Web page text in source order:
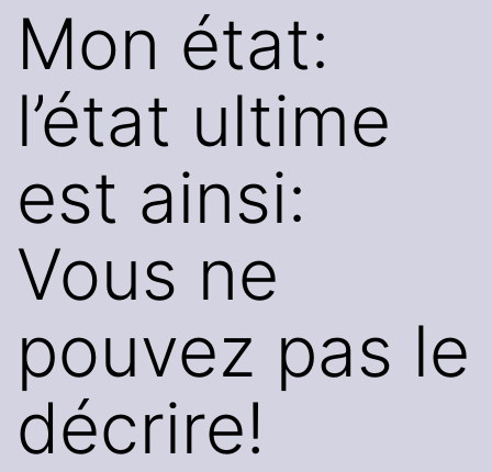
Mon état:
l’état ultime
est ainsi:
Vous ne
pouvez pas le
décrire!